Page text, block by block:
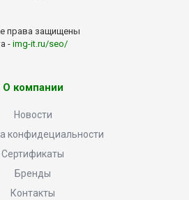
права защищены
-img-it.ru/seo/
О компании
Новости
конфидециальности
Сертификаты
Бренды
Контакты